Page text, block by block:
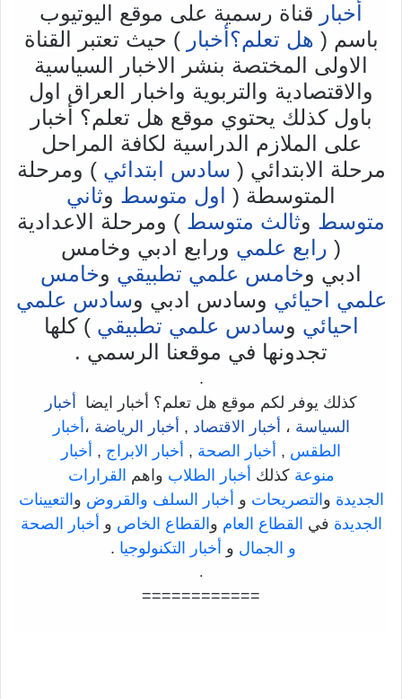
أخبار قناة رسمية على موقع اليوتيوب
باسم ( هل تعلم؟أخبار ) حيث تعتبر القناة
الاولى المختصة بنشر الاخبار السياسية
والاقتصادية والتربوية واخبار العراق اول
باول كذلك يحتوي موقع هل تعلم؟ أخبار
على الملازم الدراسية لكافة المراحل
مرحلة الابتدائي ( سادس ابتدائي ) ومرحلة
المتوسطة ( اول متوسط وثاني
متوسط وثالث متوسط ) ومرحلة الاعدادية
( رابع علمي ورابع ادبي وخامس
ادبي وخامس علمي تطبيقي وخامس
علمي احيائي وسادس ادبي وسادس علمي
احيائي وسادس علمي تطبيقي ) كلها
تجدونها في موقعنا الرسمي .
.
كذلك يوفر لكم موقع هل تعلم؟ أخبار ايضا
أخبار
السياسة ، أخبار الاقتصاد , أخبار الرياضة ، أخبار
الطقس , أخبار الصحة , أخبار الابراج , أخبار
منوعة كذلك أخبار الطلاب واهم القرارات
الجديدة و التصريحات و أخبار السلف والقروض و التعيينات
الجديدة في القطاع العام و القطاع الخاص و أخبار الصحة
و الجمال و أخبار التكنولوجيا .
.
============